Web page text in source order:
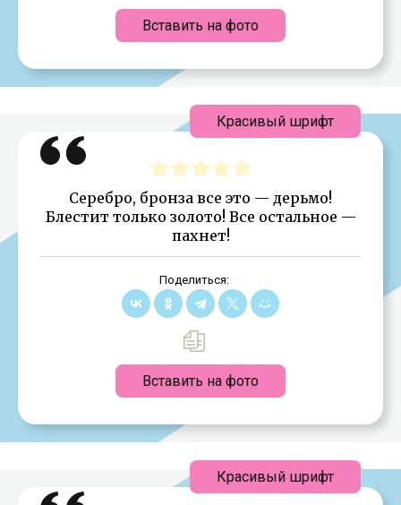
Вставить на фото
Серебро, бронза все это — дерьмо!
Блестит только золото! Все остальное —
пахнет!
Поделиться:
Вставить на фото
Красивый шрифт
Красивый шрифт